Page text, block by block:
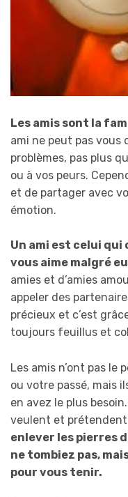
Les amis sont la
ami ne peut pas vous
problèmes, pas plus
ou à vos peurs.
et de partager avec
émotion.
Un ami est celui
vous aime malgré
amies et d’amies
appeler des
précieux et c’est
toujours feuillus et
Les amis n’ont pas le
ou votre passé, mais
en avez le plus
veulent et
enlever les pierres
ne tombiez pas,
pour vous tenir.